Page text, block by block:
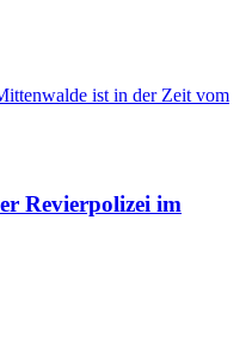
ist in der Zeit vom
Revierpolizei im